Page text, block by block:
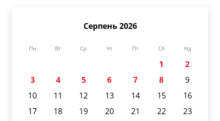
Серпень 2026
Пн Вт Ср Чт Пт Сб Нд
1
2
3
4 5 6 7 8
9
10
11 12 13 14 15
16
17
18 19 20 21 22
23